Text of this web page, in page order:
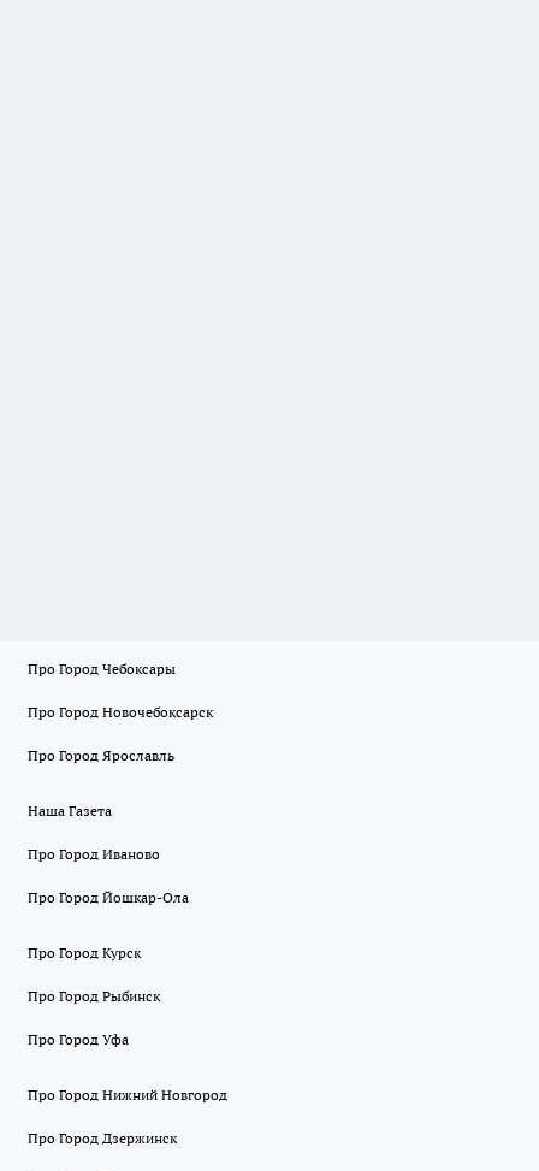
Про Город Чебоксары
Про Город Новочебоксарск
Про Город Ярославль
Наша Газета
Про Город Иваново
Про Город Йошкар-Ола
Про Город Курск
Про Город Рыбинск
Про Город Уфа
Про Город Нижний Новгород
Про Город Дзержинск